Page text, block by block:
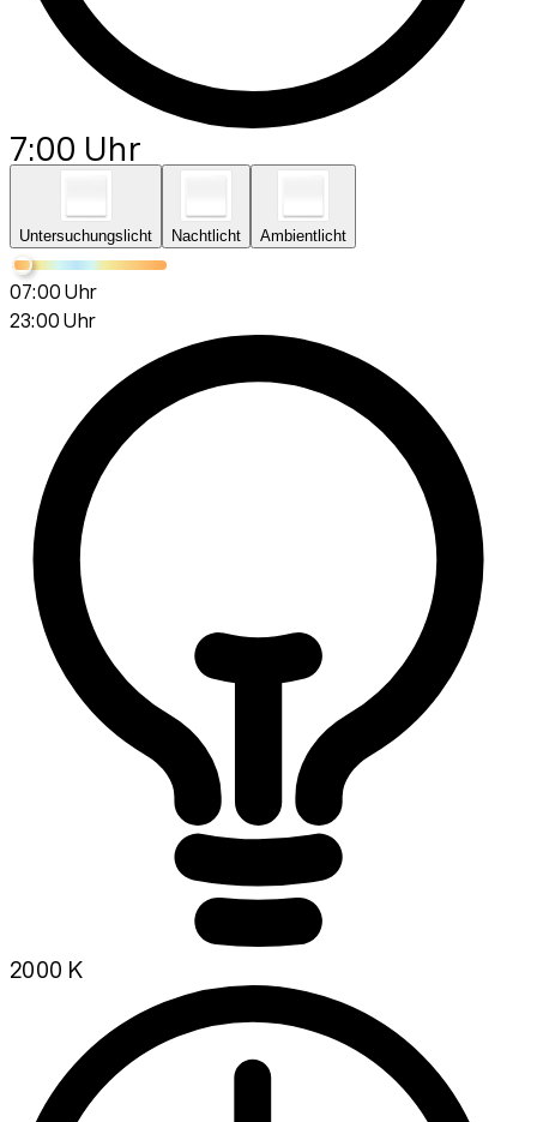
7:00 Uhr
Untersuchungslicht Nachtlicht Ambientlicht
07:00 Uhr
23:00 Uhr
2000 K